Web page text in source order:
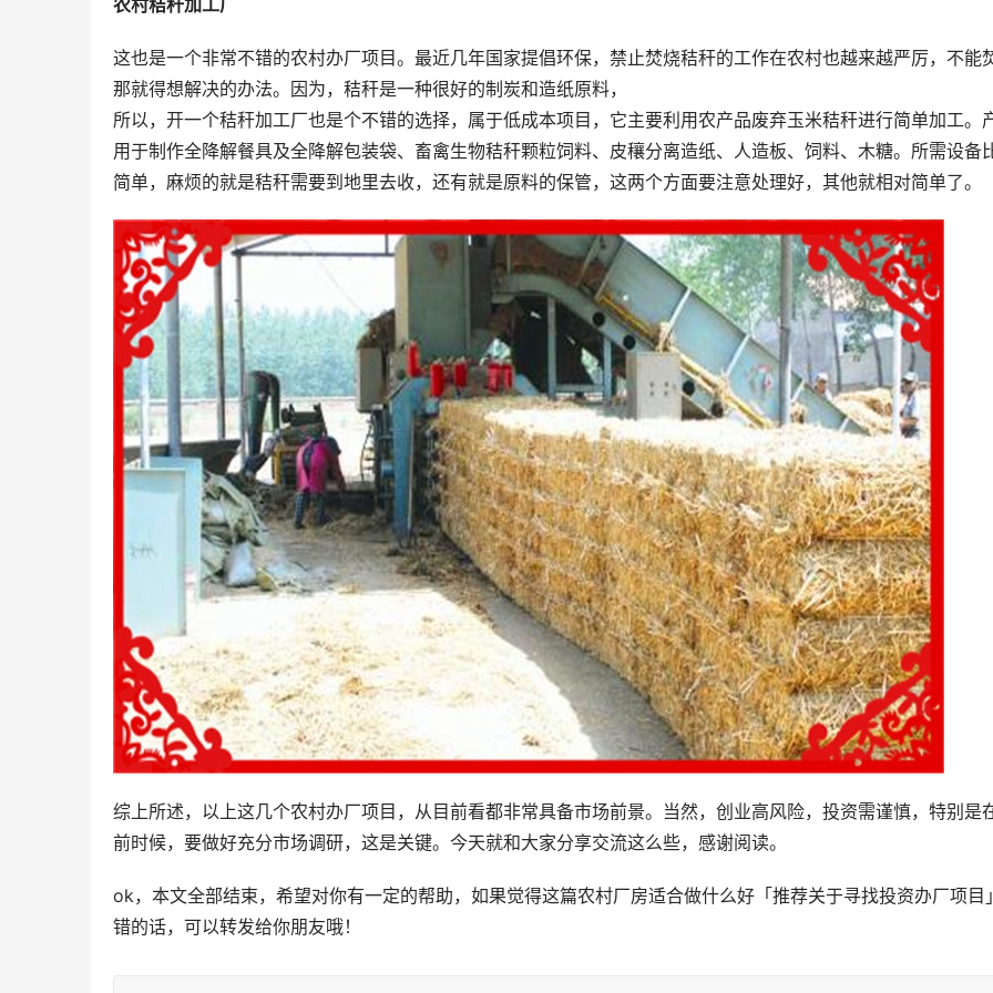
农村秸秆加工厂
这也是一个非常不错的农村办厂项目。最近几年国家提倡环保，禁止焚烧秸秆的工作在农村也越来越严厉，不能
那就得想解决的办法。因为，秸秆是一种很好的制炭和造纸原料，
所以，开一个秸秆加工厂也是个不错的选择，属于低成本项目，它主要利用农产品废弃玉米秸秆进行简单加工。
用于制作全降解餐具及全降解包装袋、畜禽生物秸秆颗粒饲料、皮穰分离造纸、人造板、饲料、木糖。所需设备
简单，麻烦的就是秸秆需要到地里去收，还有就是原料的保管，这两个方面要注意处理好，其他就相对简单了。
综上所述，以上这几个农村办厂项目，从目前看都非常具备市场前景。当然，创业高风险，投资需谨慎，特别是
前时候，要做好充分市场调研，这是关键。今天就和大家分享交流这么些，感谢阅读。
ok，本文全部结束，希望对你有一定的帮助，如果觉得这篇农村厂房适合做什么好「推荐关于寻找投资办厂项目
错的话，可以转发给你朋友哦！